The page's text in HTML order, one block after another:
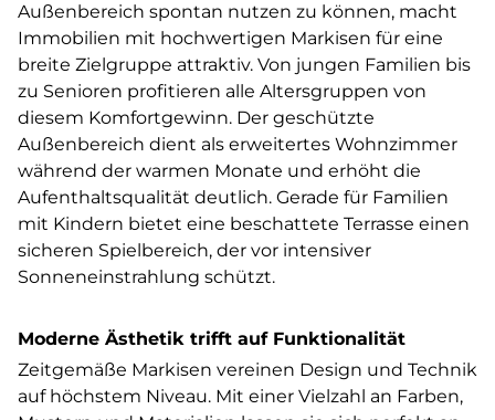
Außenbereich spontan nutzen zu können, macht
Immobilien mit hochwertigen Markisen für eine
breite Zielgruppe attraktiv. Von jungen Familien bis
zu Senioren profitieren alle Altersgruppen von
diesem Komfortgewinn. Der geschützte
Außenbereich dient als erweitertes Wohnzimmer
während der warmen Monate und erhöht die
Aufenthaltsqualität deutlich. Gerade für Familien
mit Kindern bietet eine beschattete Terrasse einen
sicheren Spielbereich, der vor intensiver
Sonneneinstrahlung schützt.
Moderne Ästhetik trifft auf Funktionalität
Zeitgemäße Markisen vereinen Design und Technik
auf höchstem Niveau. Mit einer Vielzahl an Farben,